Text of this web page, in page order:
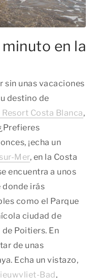
en la
sin unas vacaciones
destino de
Costa Blanca,
¡echa un
Mer, en la Costa
encuentra a unos
donde irás
como el Parque
ciudad de
Poitiers. En
de unas
Echa un vistazo,
Bad ,